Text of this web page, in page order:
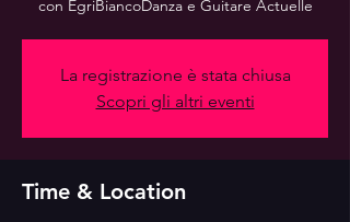
con EgriBiancoDanza e Guitare Actuelle
La registrazione è stata chiusa
Scopri gli altri eventi
Time & Location